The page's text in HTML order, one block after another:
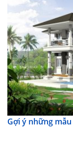
Gợi ý những